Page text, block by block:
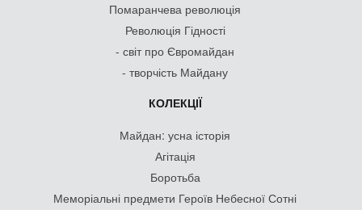
Помаранчева революція
Революція Гідності
- світ про Євромайдан
- творчість Майдану
КОЛЕКЦІЇ
Майдан: усна історія
Агітація
Боротьба
Меморіальні предмети Героїв Небесної Сотні